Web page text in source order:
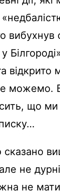
вибухнув
відкрито
можемо.
що ми
сказано
не
не